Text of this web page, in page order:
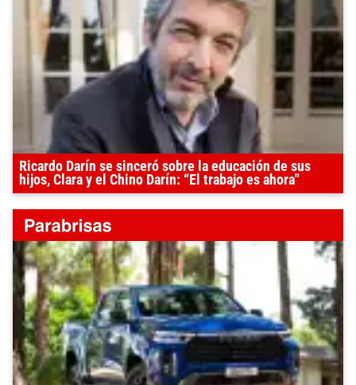
Ricardo Darín se sinceró sobre la educación de sus
hijos, Clara y el Chino Darín: “El trabajo es ahora"